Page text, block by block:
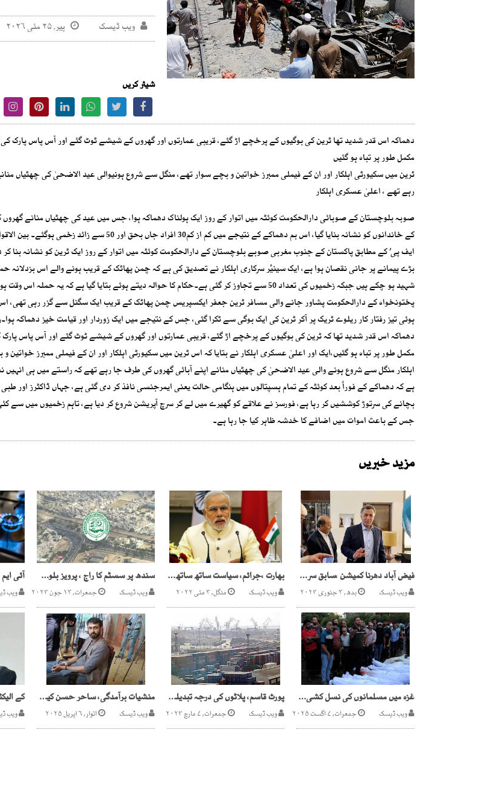
ویب ڈیسک پیر, ۲۵ مئی ۲۰۲۶
شیئر کریں
مکمل طور پر تباہ ہو گئیں
ٹرین میں سکیورٹی اہلکار اور ان کے فیملی ممبرز خواتین و بچے سوار تھے، منگل سے شروع ہونیوالی عید الاضحیٰ کی چھٹیاں
رہے تھے ، اعلیٰ عسکری اہلکار
صوبہ بلوچستان کے صوبائی دارالحکومت کوئٹہ میں اتوار کے روز ایک ہولناک دھماکہ ہوا، جس میں عید کی چھٹیاں منانے
کے خاندانوں کو نشانہ بنایا گیا، اس بم دھماکے کے نتیجے میں کم از کم30 افراد
ایف پی’ کے مطابق پاکستان کے جنوب مغربی صوبے بلوچستان کے دارالحکومت کوئٹہ میں اتوار کے روز ایک ٹرین کو نشانہ بنا
شہید ہو چکے ہیں جبکہ زخمیوں کی تعداد 50 سے تجاوز کر گئی ہے۔حکام کا حوالہ دیتے ہوئے بتایا گیا ہے کہ یہ
پختونخواہ کے دارالحکومت پشاور جانے والی مسافر ٹرین جعفر ایکسپریس چمن پھاٹک کے قریب ایک سگنل سے گزر رہی تھی،
ہوئی تیز رفتار کار ریلوے ٹریک پر آکر ٹرین کی ایک بوگی سے ٹکرا گئی، جس کے نتیجے میں ایک زوردار اور قیامت خیز دھماکہ
مکمل طور پر تباہ ہو گئیں،ایک اور اعلیٰ عسکری اہلکار نے بتایا کہ اس ٹرین میں سکیورٹی اہلکار اور ان کے فیملی ممبرز خواتین
اہلکار منگل سے شروع ہونے والی عید الاضحیٰ کی چھٹیاں منانے اپنے آبائی گھروں کی طرف جا رہے تھے کہ راستے میں ہی انہیں
ہے کہ دھماکے کے فوراً بعد کوئٹہ کے تمام ہسپتالوں میں ہنگامی حالت یعنی ایمرجنسی نافذ کر دی گئی ہے، جہاں ڈاکٹرز اور
بچانے کی سرتوڑ کوششیں کر رہا ہے، فورسز نے علاقے کو گھیرے میں لے کر سرچ آپریشن شروع کر دیا ہے، تاہم زخمیوں میں
جس کے باعث اموات میں اضافے کا خدشہ ظاہر کیا جا رہا ہے۔
مزید خبریں
فیض آباد دھرنا کمیشن ،سابق سربراہ آئی ایس آئی کی پیشی کا امکان
ویب ڈیسک بدھ, ۳ جنوری ۲۰۲۴
بھارت ،جرائم، سیاست ساتھ ساتھ، نریندر مودی کابینہ 42 فیصد وزرا کیخلاف مقدمات کا انکشاف
ویب ڈیسک منگل, ۳ مئی ۲۰۲۲
سندھ پر سسٹم کا راج ، پرویز بلوچ کو ادارہ ترقیات و ایس ڈی اے میں ڈی جی کا اختیار
ویب ڈیسک جمعرات, ۱۳ جون ۲۰۲۴ ویب
غزہ میں مسلمانوں کی نسل کشی بدستور جاری ، 43 مسلمان شہید
ویب ڈیسک جمعرات, ۷ اگست ۲۰۲۵
پورٹ قاسم، پلاٹوں کی درجہ تبدیلی سے 13ارب کا نقصان
ویب ڈیسک جمعرات, ۷ مارچ ۲۰۲۴
منشیات برآمدگی، ساحر حسن کیخلاف چالان پیش کرنے کا حکم
ویب ڈیسک اتوار, ۶ اپریل ۲۰۲۵ ویب